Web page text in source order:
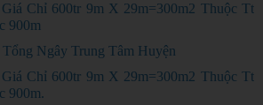
Chỉ 600tr 9m X 29m=300m2 Thuộc Tt
900m
Ngây Trung Tâm Huyện
Chỉ 600tr 9m X 29m=300m2 Thuộc Tt
900m.